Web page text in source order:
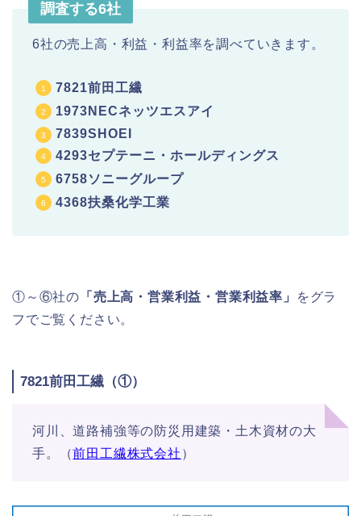
調査する6社
6社の売上高・利益・利益率を調べていきます。
7821前田工繊
1973NECネッツエスアイ
7839SHOEI
4293セプテーニ・ホールディングス
6758ソニーグループ
4368扶桑化学工業
①～⑥社の 「売上高・営業利益・営業利益率」
をグラ
フでご覧ください。
7821前田工繊（①）
河川、道路補強等の防災用建築・土木資材の大
手。（前田工繊株式会社 ）